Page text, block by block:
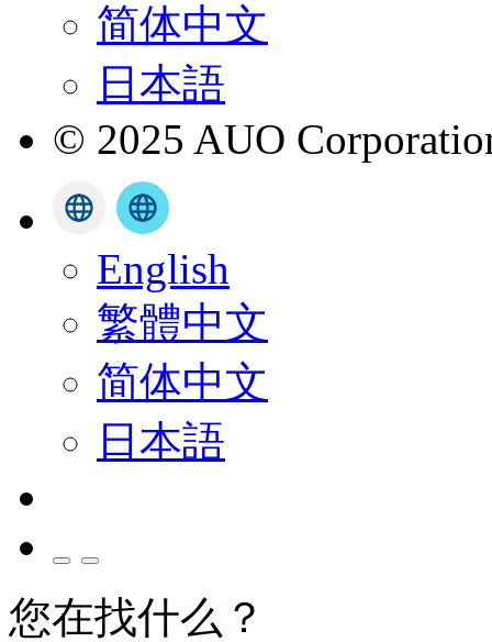
简体中文
日本語
© 2025 AUO
English
繁體中文
简体中文
日本語
您在找什么？